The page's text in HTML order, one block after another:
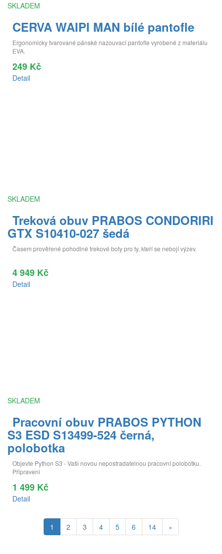
SKLADEM
CERVA WAIPI MAN bílé pantofle
Ergonomicky tvarované pánské nazouvací pantofle vyrobené z materiálu
EVA.
249 Kč
Detail
SKLADEM
Treková obuv PRABOS CONDORIRI
GTX S10410-027 šedá
Časem prověřené pohodlné trekové boty pro ty, kteří se nebojí výzev.
4 949 Kč
Detail
SKLADEM
Pracovní obuv PRABOS PYTHON
S3 ESD S13499-524 černá,
polobotka
Objevte Python S3 - Vaši novou nepostradatelnou pracovní polobotku.
Připraveni
1 499 Kč
Detail
1 2 3 4 5 6 14 »